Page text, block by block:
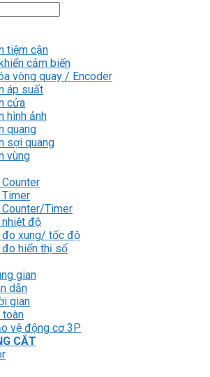
tiệm cận
cảm biến
vòng quay / Encoder
áp suất
cửa
hình ảnh
quang
sợi quang
vùng
Timer
độ
xung/ tốc độ
hiển thị số
gian
dẫn
gian
toàn
vệ động cơ 3P
CẮT